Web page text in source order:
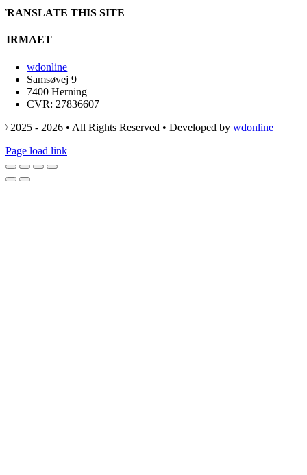
TRANSLATE THIS SITE
FIRMAET
wdonline
Samsøvej 9
7400 Herning
CVR: 27836607
© 2025 - 2026 • All Rights Reserved • Developed bywdonline
Page load link